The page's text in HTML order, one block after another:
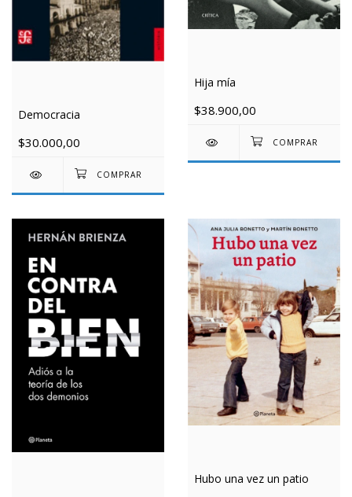
Democracia
$30.000,00
Hija mía
$38.900,00
Hubo una vez un patio